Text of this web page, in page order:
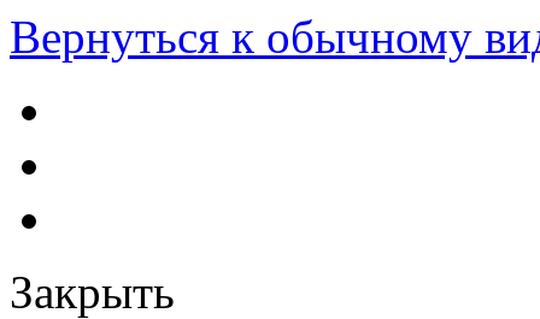
Вернуться к обычному
Закрыть